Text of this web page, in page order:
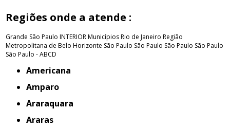
Regiões onde a atende :
Grande São Paulo INTERIORMunicípios Rio de Janeiro Região
Metropolitana de Belo Horizonte São Paulo São Paulo São Paulo São Paulo
São Paulo - ABCD
Americana
Amparo
Araraquara
Araras